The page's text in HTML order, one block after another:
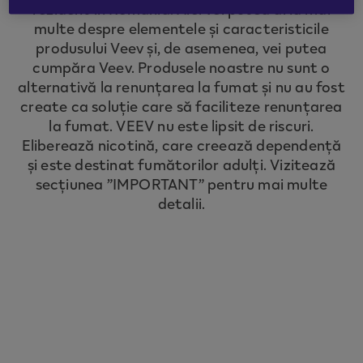
to redirect you to the country you are
located in.
CONTINUE
rezident în România. Aici vei putea afla mai
multe despre elementele și caracteristicile
produsului Veev și, de asemenea, vei putea
cumpăra Veev. Produsele noastre nu sunt o
alternativă la renunțarea la fumat și nu au fost
create ca soluție care să faciliteze renunțarea
la fumat. VEEV nu este lipsit de riscuri.
Eliberează nicotină, care creează dependență
și este destinat fumătorilor adulți. Vizitează
secțiunea ”IMPORTANT” pentru mai multe
detalii.